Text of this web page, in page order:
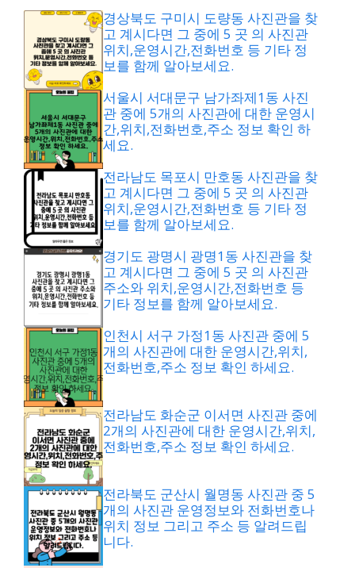
경상북도 구미시 도량동 사진관을 찾
고 계시다면 그 중에 5 곳 의 사진관
위치,운영시간,전화번호 등 기타 정
보를 함께 알아보세요.
서울시 서대문구 남가좌제1동 사진
관 중에 5개의 사진관에 대한 운영시
간,위치,전화번호,주소 정보 확인 하
세요.
전라남도 목포시 만호동 사진관을 찾
고 계시다면 그 중에 5 곳 의 사진관
위치,운영시간,전화번호 등 기타 정
보를 함께 알아보세요.
경기도 광명시 광명1동 사진관을 찾
고 계시다면 그 중에 5 곳 의 사진관
주소와 위치,운영시간,전화번호 등
기타 정보를 함께 알아보세요.
인천시 서구 가정1동 사진관 중에 5
개의 사진관에 대한 운영시간,위치,
전화번호,주소 정보 확인 하세요.
전라남도 화순군 이서면 사진관 중에
2개의 사진관에 대한 운영시간,위치,
전화번호,주소 정보 확인 하세요.
전라북도 군산시 월명동 사진관 중 5
개의 사진관 운영정보와 전화번호나
위치 정보 그리고 주소 등 알려드립
니다.